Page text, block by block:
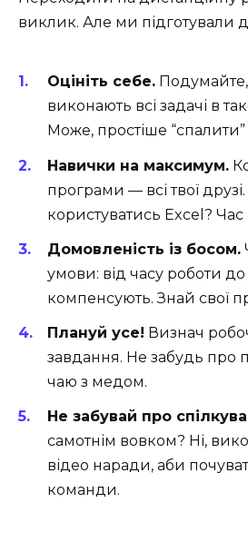
виклик. Але ми підготували
Оцініть себе.
виконають всі задачі в
Може, простіше
Навички на максимум.
програми — всі твої
користуватись Excel? Час
Домовленість із босом.
умови: від часу роботи до
компенсують. Знай свої
Плануй усе! Визнач
завдання. Не забудь про
чаю з медом.
Не забувай про
самотнім вовком? Ні,
відео наради, аби
команди.